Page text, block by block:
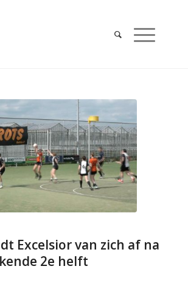
Excelsior van zich af na
2e helft